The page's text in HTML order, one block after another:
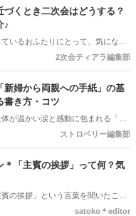
セル料がかかるの？」「全額支払
う方も多いでしょう。 この記事で
るタイミングや相場、負担を抑え
ます。
くとき二次会はどうする？
♪
いるおふたりにとって、気になる
り開催できそうだけど、「二次会は
や、事前に準備しておきたいこと
2次会ティアラ編集部
婦から両親への手紙」の基
書き方・コツ
が温かい涙と感動に包まれる「新
備の終盤、「何から書き始めれば
。 育ててくれた家族への感謝を伝
の想いをまっすぐ届けたいですよ
構成から、ゲストがおいてけぼり
詳しくご紹介します◎
ストロベリー編集部
「主賓の挨拶」って何？気
の挨拶」という言葉を聞いたこと
か＊ですが、具体的に何をするの
satoko＊editor